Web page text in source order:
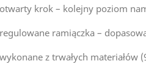
krok – kolejny poziom
ramiączka –
z trwałych materiałów